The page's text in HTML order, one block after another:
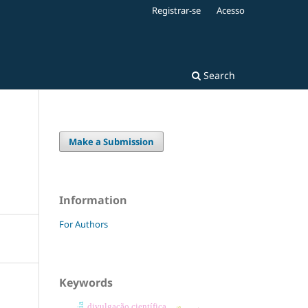
Search
Registrar-se Acesso
Make a Submission
Information
For Authors
Keywords
divulgação científica